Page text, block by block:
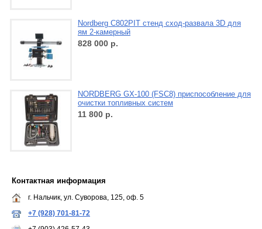
Nordberg C802PIT стенд сход-развала 3D для
ям 2-камерный
828 000 р.
NORDBERG GX-100 (FSC8) приспособление для
очистки топливных систем
11 800 р.
Контактная информация
г. Нальчик, ул. Суворова, 125, оф. 5
+7 (928) 701-81-72